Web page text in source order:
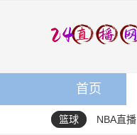
首页
篮球 NBA直播